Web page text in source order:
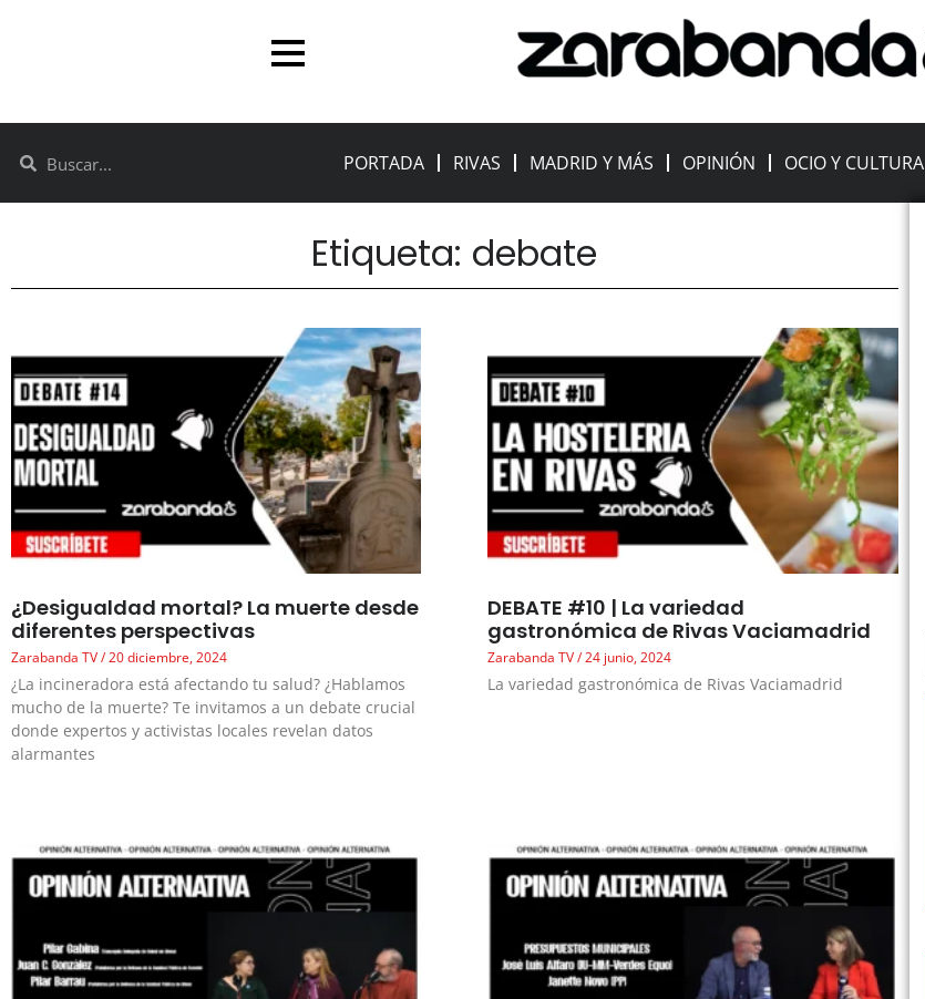
PORTADA RIVAS MADRID Y MÁS OPINIÓN OCIO Y CULTURA
Etiqueta: debate
¿Desigualdad mortal? La muerte desde
diferentes perspectivas
Zarabanda TV 20 diciembre, 2024
¿La incineradora está afectando tu salud? ¿Hablamos
mucho de la muerte? Te invitamos a un debate crucial
donde expertos y activistas locales revelan datos
alarmantes
DEBATE #10 | La variedad
gastronómica de Rivas Vaciamadrid
Zarabanda TV 24 junio, 2024
La variedad gastronómica de Rivas Vaciamadrid